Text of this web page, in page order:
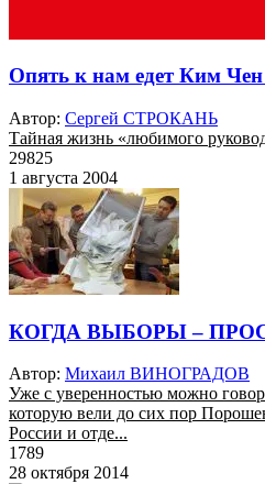
Опять к нам едет Ким
Автор: Сергей СТРОКАНЬ
Тайная жизнь «любимого
29825
1 августа 2004
КОГДА ВЫБОРЫ –
Автор: Михаил ВИНОГРАДОВ
Уже с уверенностью можно
которую вели до сих пор
России и отде...
1789
28 октября 2014